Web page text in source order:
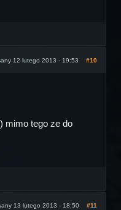
12 lutego 2013 - 19:53 #10
mimo tego ze do
13 lutego 2013 - 18:50 #11